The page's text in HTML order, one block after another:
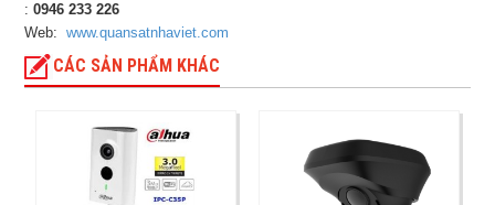
:0946 233 226
Web:www.quansatnhaviet.com
CÁC SẢN PHẨM KHÁC